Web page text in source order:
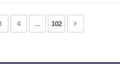
4 ... 102